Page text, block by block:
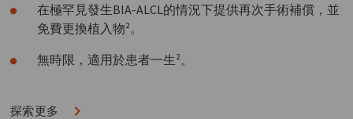
在極罕見發生BIA-ALCL的情況下提供再次手術補償，並
免費更換植入物²。
無時限，適用於患者一生²。
探索更多